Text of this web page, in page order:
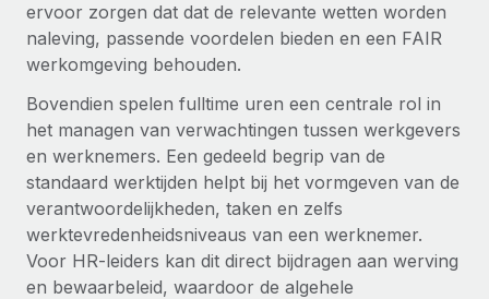
Integraties
Processen stroomlijnen met essentiële zakelijke tools
DIENSTEN
Vraag een expert
Krijg hulp van global HR- en juridische experts
Achtergrondonderzoek
Vereenvoudig het screeningsproces van
kandidaten
Strategische technologiepartners
Integreer global HR flexibel in je platform
Ontdek hoe je met ons kunt samenwerken
Remote Build Binnenkort beschikbaar
Integraties en advies over AI-automatiseringen
CASESTUDY'S
Webinars
Evenementen
Newsroom
Inzicht in salaris en talent
Inzichtencentrum
Support
Alle bronnen bekijken
한국어
中文（简体）
ervoor zorgen dat dat de relevante wetten worden
naleving, passende voordelen bieden en een FAIR
werkomgeving behouden.
Bovendien spelen fulltime uren een centrale rol in
het managen van verwachtingen tussen werkgevers
en werknemers. Een gedeeld begrip van de
standaard werktijden helpt bij het vormgeven van de
verantwoordelijkheden, taken en zelfs
werktevredenheidsniveaus van een werknemer.
Voor HR-leiders kan dit direct bijdragen aan werving
en bewaarbeleid, waardoor de algehele